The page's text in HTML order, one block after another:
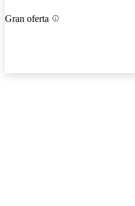
Gran oferta